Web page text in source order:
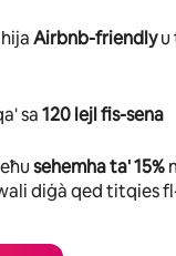
Airbnb-friendlyu
sa120 lejl fis-sena
sehemha ta' 15%
diġà qed titqies